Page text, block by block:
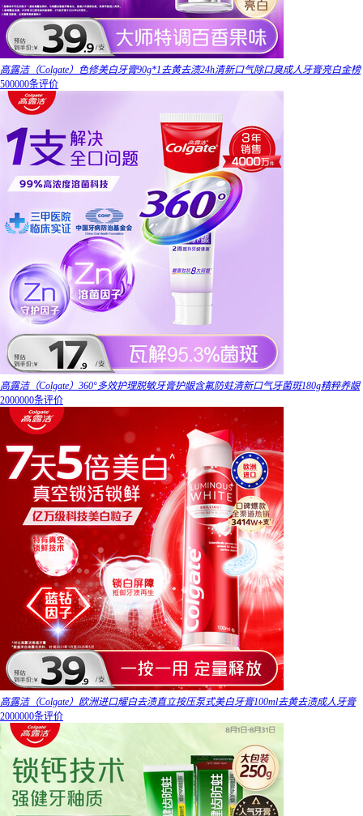
高露洁（Colgate）色修美白牙膏90g*1去黄去渍24h清新口气除口臭成人牙膏亮白金榜
500000条评价
高露洁（Colgate）360°多效护理脱敏牙膏护龈含氟防蛀清新口气牙菌斑180g精粹养龈
2000000条评价
高露洁（Colgate）欧洲进口耀白去渍直立按压泵式美白牙膏100ml去黄去渍成人牙膏
2000000条评价